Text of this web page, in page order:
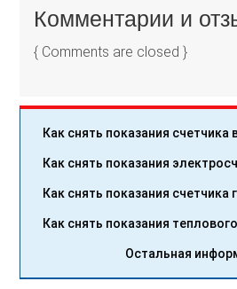
Комментарии и
{ Comments are closed }
Как снять показания счетчика
Как снять показания
Как снять показания счетчика
Как снять показания
Остальная